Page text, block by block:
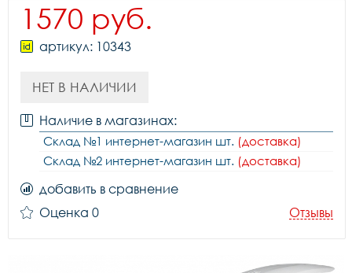
1570 руб.
артикул: 10343
НЕТ В НАЛИЧИИ
Наличие в магазинах:
Склад №1 интернет-магазин шт. (доставка)
Склад №2 интернет-магазин шт. (доставка)
добавить в сравнение
Оценка 0
Отзывы